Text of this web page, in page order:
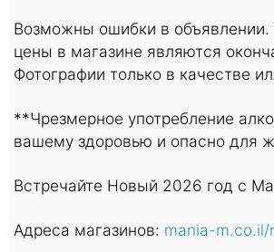
Возможны ошибки в объявлении.
цены в магазине являются
Фотографии только в качестве
**Чрезмерное употребление
вашему здоровью и опасно для
Встречайте Новый 2026 год с
Адреса магазинов: mania-